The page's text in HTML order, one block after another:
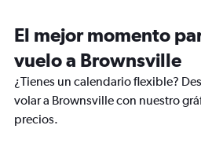
El mejor momento
vuelo a Brownsville
¿Tienes un calendario flexible?
volar a Brownsville con nuestro
precios.